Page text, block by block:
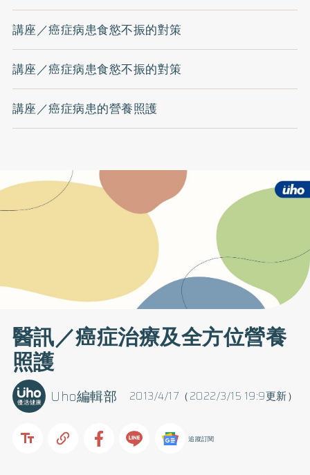
講座／癌症病患食慾不振的對策
講座／癌症病患食慾不振的對策
講座／癌症病患的營養照護
醫訊／癌症治療及全方位營養
照護
2013/4/17（2022/3/15 19:9更新）
Uho編輯部
追蹤訂閱